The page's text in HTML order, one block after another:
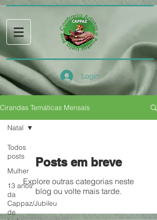
Login
Cirandas Temáticas Mensais
Todos
posts
Mulher
13 anos
da
Cappaz/Jubileu
de
Natal
Posts em breve
Explore outras categorias neste
blog ou volte mais tarde.
Direitos autorais do